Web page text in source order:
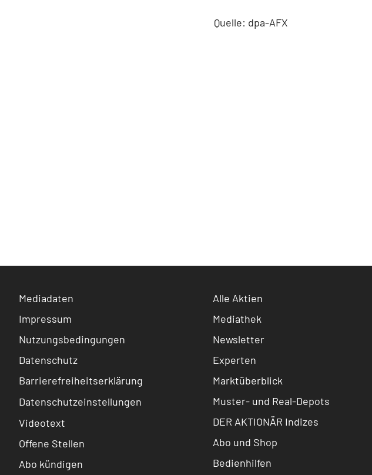
Quelle: dpa-AFX
Mediadaten
Impressum
Nutzungsbedingungen
Datenschutz
Barrierefreiheitserklärung
Datenschutzeinstellungen
Videotext
Offene Stellen
Abo kündigen
Alle Aktien
Mediathek
Newsletter
Experten
Marktüberblick
Muster- und Real-Depots
DER AKTIONÄR Indizes
Abo und Shop
Bedienhilfen